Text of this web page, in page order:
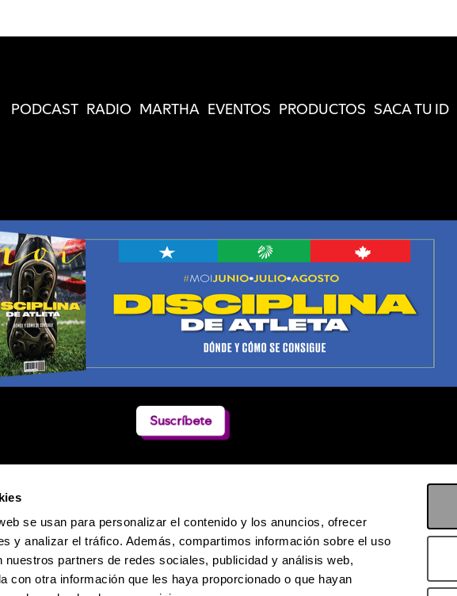
se usan para personalizar el contenido y los anuncios, ofrecer
y analizar el tráfico. Además, compartimos información sobre el uso
nuestros partners de redes sociales, publicidad y análisis web,
con otra información que les haya proporcionado o que hayan
PODCAST RADIO MARTHA EVENTOS PRODUCTOS SACA TU ID
Suscríbete